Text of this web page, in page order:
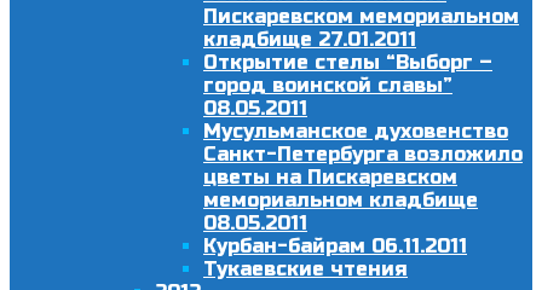
Пискаревском мемориальном
кладбище 27.01.2011
Открытие стелы “Выборг –
город воинской славы”
08.05.2011
Мусульманское духовенство
Санкт-Петербурга возложило
цветы на Пискаревском
мемориальном кладбище
08.05.2011
Курбан-байрам 06.11.2011
Тукаевские чтения